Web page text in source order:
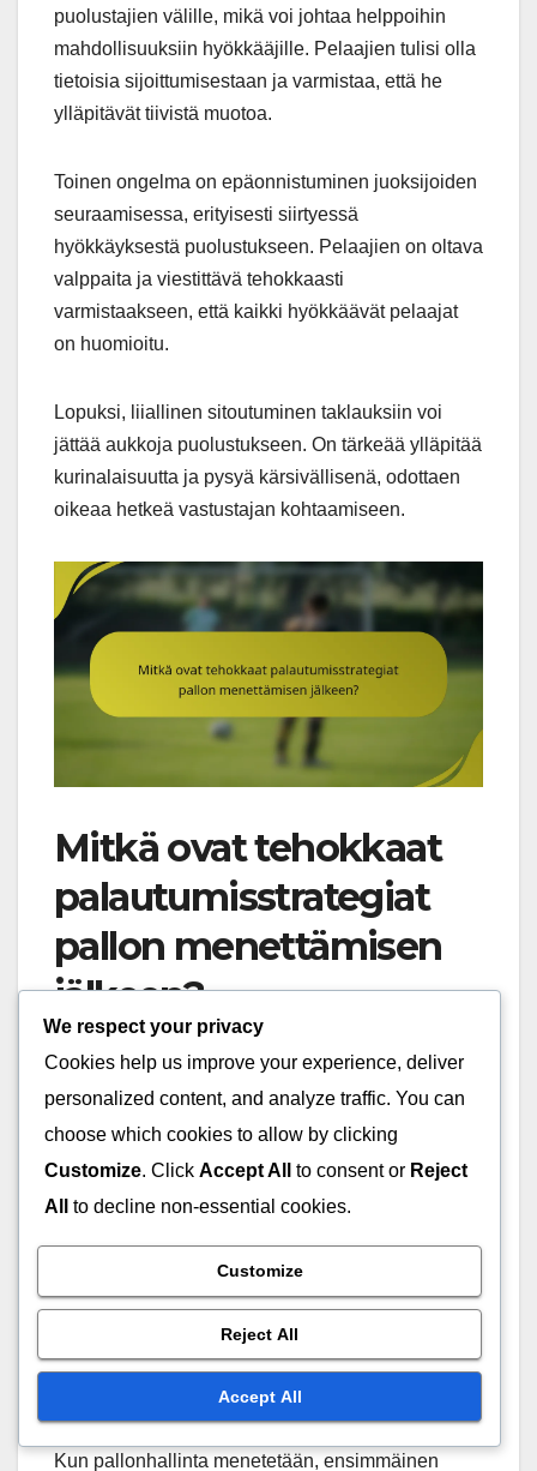
puolustajien välille, mikä voi johtaa helppoihin
mahdollisuuksiin hyökkääjille. Pelaajien tulisi olla
tietoisia sijoittumisestaan ja varmistaa, että he
ylläpitävät tiivistä muotoa.
Toinen ongelma on epäonnistuminen juoksijoiden
seuraamisessa, erityisesti siirtyessä
hyökkäyksestä puolustukseen. Pelaajien on oltava
valppaita ja viestittävä tehokkaasti
varmistaakseen, että kaikki hyökkäävät pelaajat
on huomioitu.
Lopuksi, liiallinen sitoutuminen taklauksiin voi
jättää aukkoja puolustukseen. On tärkeää ylläpitää
kurinalaisuutta ja pysyä kärsivällisenä, odottaen
oikeaa hetkeä vastustajan kohtaamiseen.
Mitkä ovat tehokkaat
palautumisstrategiat
pallon menettämisen
jälkeen?
Tehokkaat palautumisstrategiat pallon
menettämisen jälkeen keskittyvät pallonhallinnan
nopeaan palauttamiseen ja vastustajan
Nämä strategiat sisältävät välittömiä toimia,
siirtymistrategioita, pelaajien liikkeitä ja
viestintätekniikoita, jotka ovat olennaisia
Välittömät toimet pallon
takaisin saamiseksi
Kun pallonhallinta menetetään, ensimmäinen
We respect your privacy
Cookies help us improve your experience, deliver
personalized content, and analyze traffic. You can
choose which cookies to allow by clicking
Customize. Click Accept All to consent or Reject
All
to decline non-essential cookies.
Customize
Reject All
Accept All